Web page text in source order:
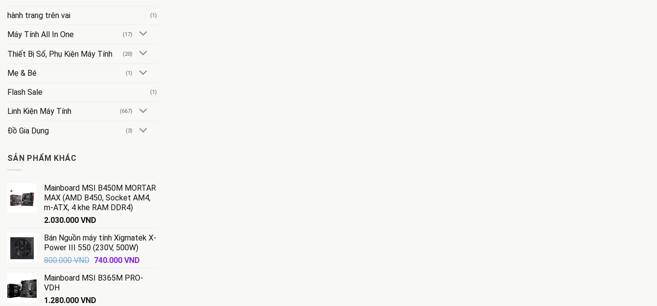
hành trang trên vai (1)
Máy Tính All In One (17)
Thiết Bị Số, Phụ Kiện Máy Tính (20)
Mẹ & Bé (1)
Flash Sale (1)
Linh Kiện Máy Tính (667)
Đồ Gia Dụng (3)
SẢN PHẨM KHÁC
Mainboard MSI B450M MORTAR
MAX (AMD B450, Socket AM4,
m-ATX, 4 khe RAM DDR4)
2.030.000 VND
Bán Nguồn máy tính Xigmatek X-
Power III 550 (230V, 500W)
800.000VND Giá
là:
740.000 VNDGiá
tại
Mainboard MSI B365M PRO-
VDH
1.280.000 VND